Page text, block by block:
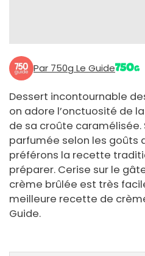
Par 750g Le Guide
Dessert incontournable
on adore l’onctuosité de
de sa croûte caramélisée.
parfumée selon les goûts
préférons la recette
préparer. Cerise sur le
crème brûlée est très
meilleure recette de
Guide.